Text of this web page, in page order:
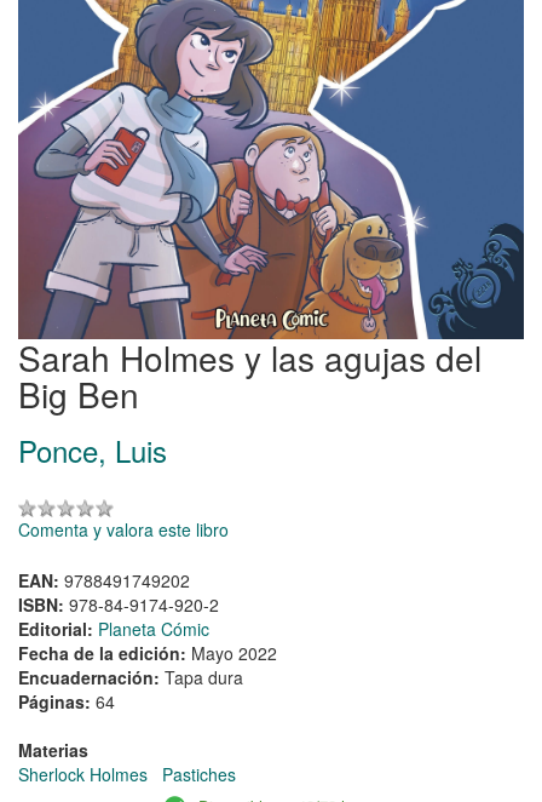
Sarah Holmes y las agujas del
Big Ben
Ponce, Luis
Comenta y valora este libro
EAN: 9788491749202
ISBN: 978-84-9174-920-2
Editorial: Planeta Cómic
Fecha de la edición: Mayo 2022
Encuadernación: Tapa dura
Páginas: 64
Materias
Sherlock Holmes
Pastiches